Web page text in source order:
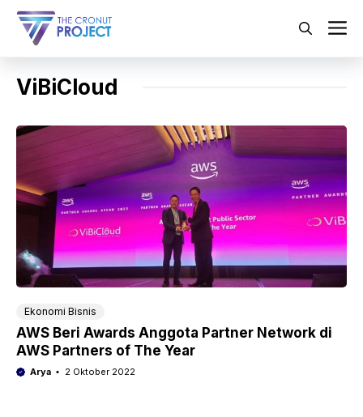
Langsung
ViBiCloud
Ekonomi Bisnis
AWS Beri Awards Anggota Partner Network di
AWS Partners of The Year
Arya 2 Oktober 2022